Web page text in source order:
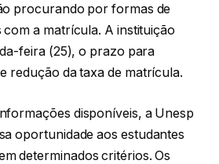
procurando por formas de
a matrícula. A instituição
feira (25), o prazo para
redução da taxa de matrícula.
disponíveis, a Unesp
oportunidade aos estudantes
determinados critérios. Os